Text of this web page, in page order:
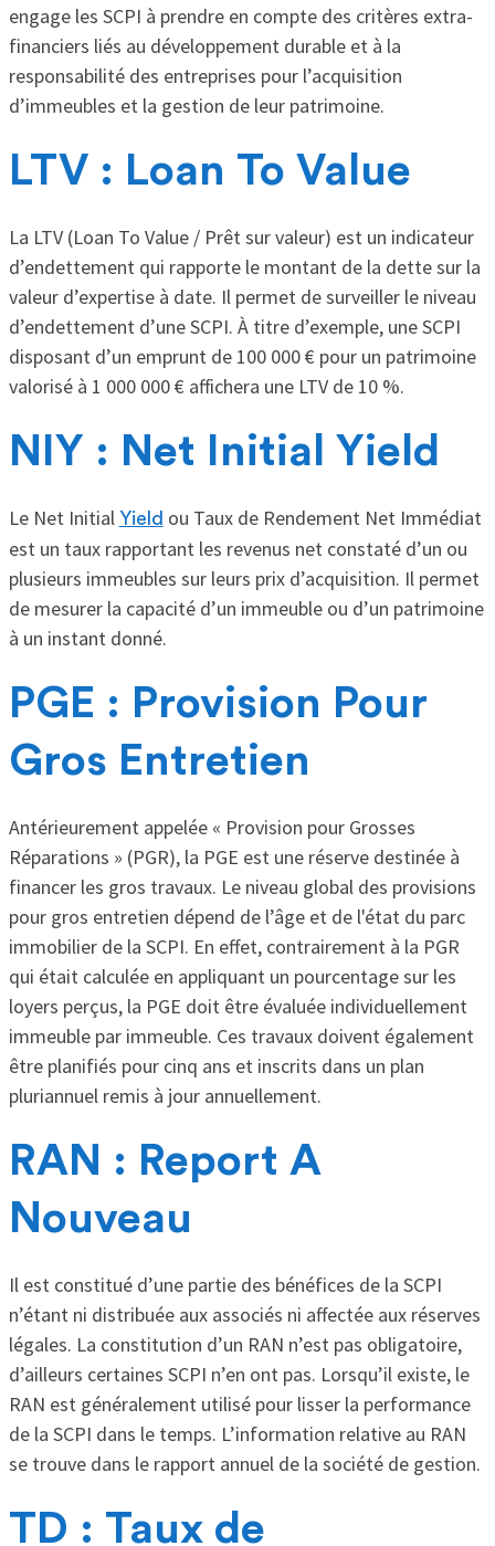
engage les SCPI à prendre en compte des critères extra-
financiers liés au développement durable et à la
responsabilité des entreprises pour l’acquisition
d’immeubles et la gestion de leur patrimoine.
LTV : Loan To Value
La LTV (Loan To Value / Prêt sur valeur) est un indicateur
d’endettement qui rapporte le montant de la dette sur la
valeur d’expertise à date. Il permet de surveiller le niveau
d’endettement d’une SCPI. À titre d’exemple, une SCPI
disposant d’un emprunt de 100 000 € pour un patrimoine
valorisé à 1 000 000 € affichera une LTV de 10 %.
NIY : Net Initial Yield
Le Net Initial Yield ou Taux de Rendement Net Immédiat
est un taux rapportant les revenus net constaté d’un ou
plusieurs immeubles sur leurs prix d’acquisition. Il permet
de mesurer la capacité d’un immeuble ou d’un patrimoine
à un instant donné.
PGE : Provision Pour
Gros Entretien
Antérieurement appelée « Provision pour Grosses
Réparations » (PGR), la PGE est une réserve destinée à
financer les gros travaux. Le niveau global des provisions
pour gros entretien dépend de l’âge et de l'état du parc
immobilier de la SCPI. En effet, contrairement à la PGR
qui était calculée en appliquant un pourcentage sur les
loyers perçus, la PGE doit être évaluée individuellement
immeuble par immeuble. Ces travaux doivent également
être planifiés pour cinq ans et inscrits dans un plan
pluriannuel remis à jour annuellement.
RAN : Report A
Nouveau
Il est constitué d’une partie des bénéfices de la SCPI
n’étant ni distribuée aux associés ni affectée aux réserves
légales. La constitution d’un RAN n’est pas obligatoire,
d’ailleurs certaines SCPI n’en ont pas. Lorsqu’il existe, le
RAN est généralement utilisé pour lisser la performance
de la SCPI dans le temps. L’information relative au RAN
se trouve dans le rapport annuel de la société de gestion.
TD : Taux de